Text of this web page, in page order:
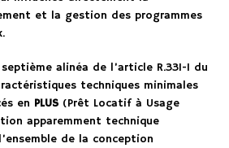
et la gestion des programmes
alinéa de l’article R.331-1 du
techniques minimales
en PLUS (Prêt Locatif à Usage
apparemment technique
de la conception